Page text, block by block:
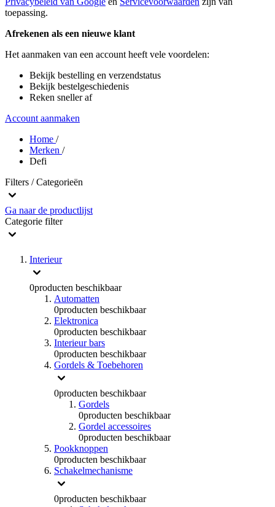
toepassing.
Afrekenen als een nieuwe klant
Het aanmaken van een account heeft vele voordelen:
Bekijk bestelling en verzendstatus
Bekijk bestelgeschiedenis
Reken sneller af
Account aanmaken
Home /
Merken /
Defi
Filters / Categorieën
Ga naar de productlijst
Categorie filter
Interieur
0producten beschikbaar
Automatten
0producten beschikbaar
Elektronica
0producten beschikbaar
Interieur bars
0producten beschikbaar
Gordels & Toebehoren
0producten beschikbaar
Gordels
0producten beschikbaar
Gordel accessoires
0producten beschikbaar
Pookknoppen
0producten beschikbaar
Schakelmechanisme
0producten beschikbaar